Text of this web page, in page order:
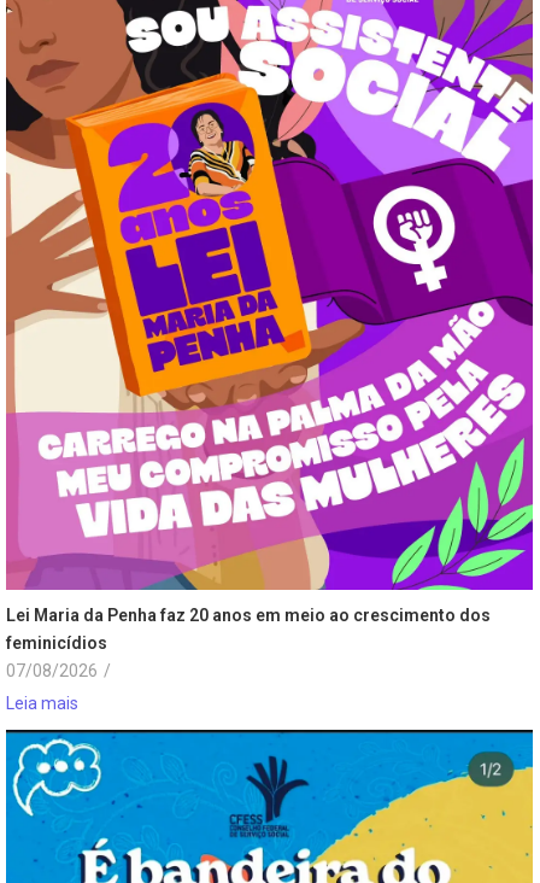
Lei Maria da Penha faz 20 anos em meio ao crescimento dos
feminicídios
07/08/2026 /
Leia mais